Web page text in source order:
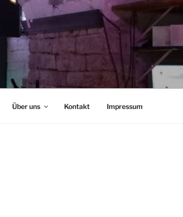
Über uns Kontakt Impressum